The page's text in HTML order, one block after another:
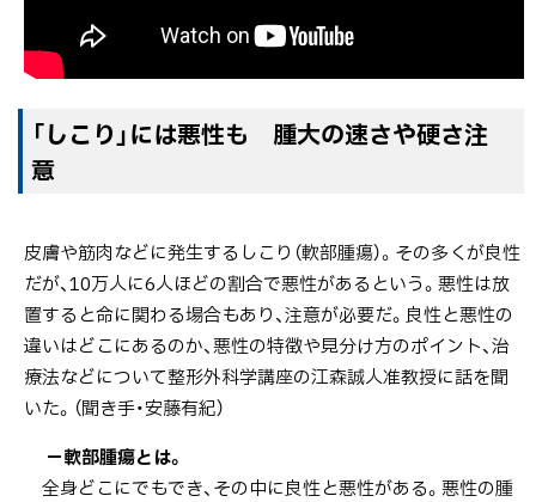
「しこり」には悪性も 腫大の速さや硬さ注
意
皮膚や筋肉などに発生するしこり（軟部腫瘍）。その多くが良性
だが、10万人に6人ほどの割合で悪性があるという。悪性は放
置すると命に関わる場合もあり、注意が必要だ。良性と悪性の
違いはどこにあるのか、悪性の特徴や見分け方のポイント、治
療法などについて整形外科学講座の江森誠人准教授に話を聞
いた。（聞き手・安藤有紀）
－軟部腫瘍とは。
全身どこにでもでき、その中に良性と悪性がある。悪性の腫